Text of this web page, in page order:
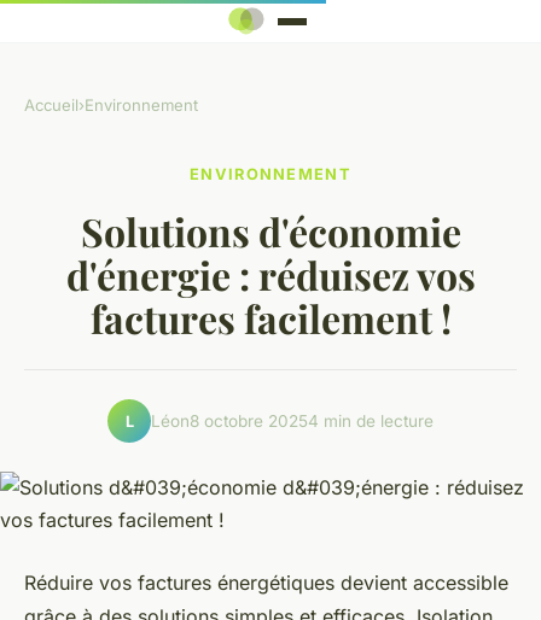
Accueil›Environnement
ENVIRONNEMENT
Solutions d'économie
d'énergie : réduisez vos
factures facilement !
L Léon8 octobre 20254 min de lecture
Réduire vos factures énergétiques devient accessible